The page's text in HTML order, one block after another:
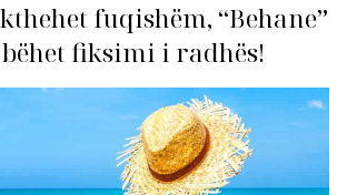
fuqishëm, “Behane”
fiksimi i radhës!